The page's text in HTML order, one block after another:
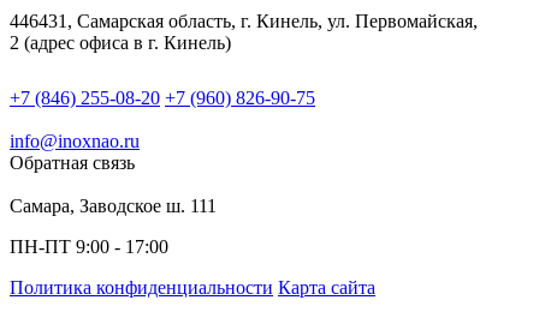
446431, Самарская область, г. Кинель, ул. Первомайская,
2 (адрес офиса в г. Кинель)
+7 (846) 255-08-20 +7 (960) 826-90-75
info@inoxnao.ru
Обратная связь
Самара, Заводское ш. 111
ПН-ПТ 9:00 - 17:00
Политика конфиденциальности Карта сайта